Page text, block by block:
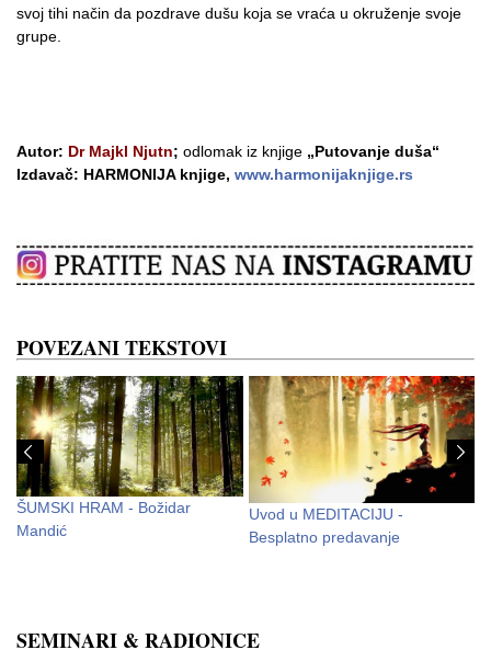
svoj tihi način da pozdrave dušu koja se vraća u okruženje svoje
grupe.
Autor: Dr Majkl Njutn; odlomak iz knjige „Putovanje duša“
Izdavač: HARMONIJA knjige, www.harmonijaknjige.rs
POVEZANI TEKSTOVI
ŠUMSKI HRAM - Božidar
Mandić
Uvod u MEDITACIJU -
Besplatno predavanje
SEMINARI & RADIONICE